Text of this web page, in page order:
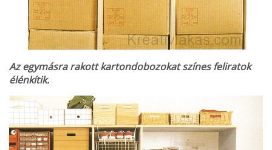
Az egymásra rakott kartondobozokat színes feliratok
élénkítik.